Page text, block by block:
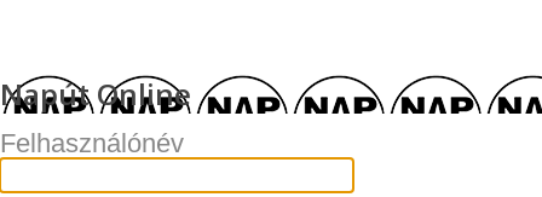
Napút Online
Felhasználónév